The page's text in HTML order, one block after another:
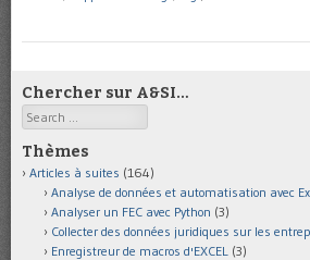
Chercher sur A&SI…
Search
Thèmes
Articles à suites (164)
Analyse de données et automatisation avec
Analyser un FEC avec Python (3)
Collecter des données juridiques sur les
Enregistreur de macros d'EXCEL (3)